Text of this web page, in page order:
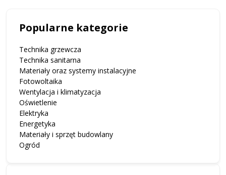
Popularne kategorie
Technika grzewcza
Technika sanitarna
Materiały oraz systemy instalacyjne
Fotowoltaika
Wentylacja i klimatyzacja
Oświetlenie
Elektryka
Energetyka
Materiały i sprzęt budowlany
Ogród